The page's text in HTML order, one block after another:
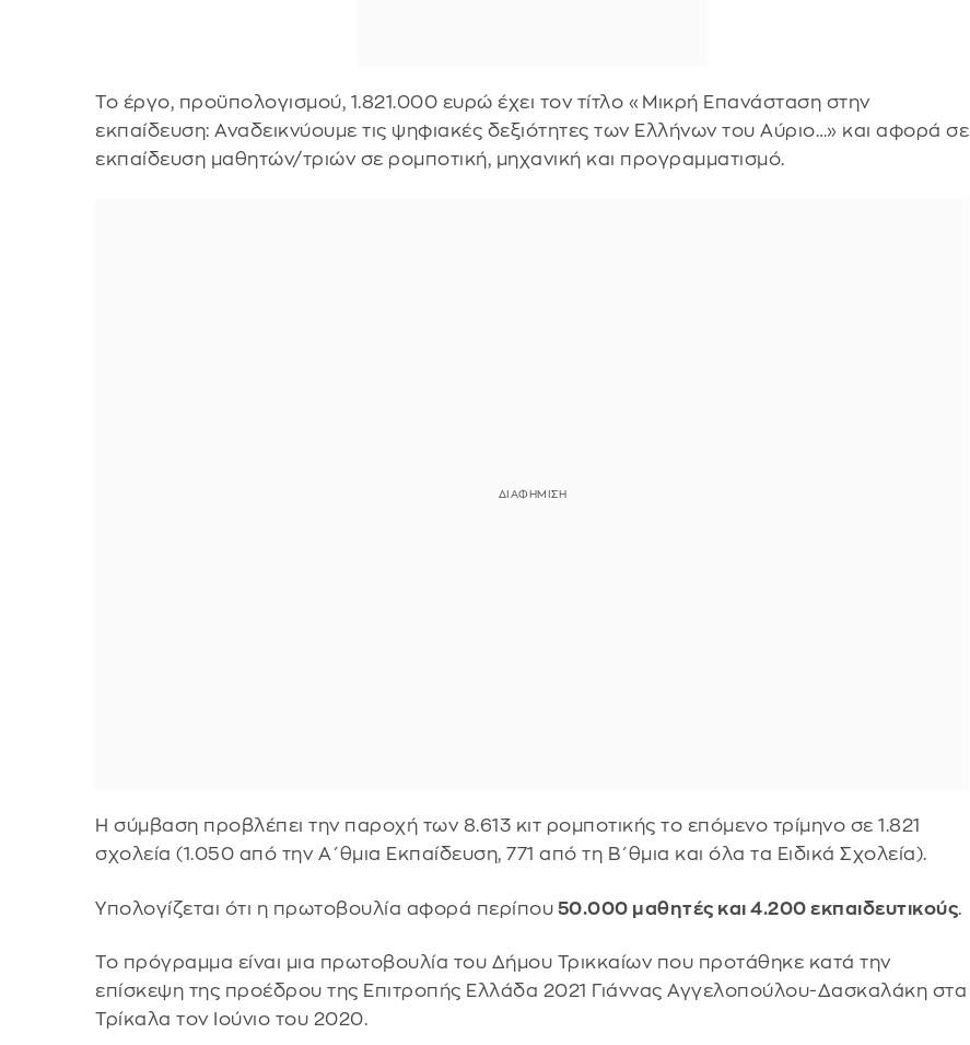
Το έργο, προϋπολογισμού, 1.821.000 ευρώ έχει τον τίτλο «Μικρή Επανάσταση στην
εκπαίδευση: Αναδεικνύουμε τις ψηφιακές δεξιότητες των Ελλήνων του Αύριο…» και αφορά σε
εκπαίδευση μαθητών/τριών σε ρομποτική, μηχανική και προγραμματισμό.
Η σύμβαση προβλέπει την παροχή των 8.613 κιτ ρομποτικής το επόμενο τρίμηνο σε 1.821
σχολεία (1.050 από την Α΄θμια Εκπαίδευση, 771 από τη Β΄θμια και όλα τα Ειδικά Σχολεία).
Υπολογίζεται ότι η πρωτοβουλία αφορά περίπου 50.000 μαθητές και 4.200 εκπαιδευτικούς.
Το πρόγραμμα είναι μια πρωτοβουλία του Δήμου Τρικκαίων που προτάθηκε κατά την
επίσκεψη της προέδρου της Επιτροπής Ελλάδα 2021 Γιάννας Αγγελοπούλου-Δασκαλάκη στα
Τρίκαλα τον Ιούνιο του 2020.